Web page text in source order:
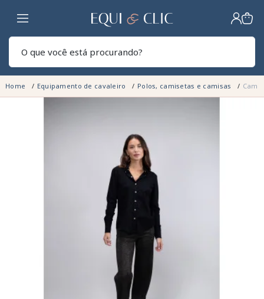
Lar
Home Equipamento de cavaleiro Polos, camisetas e camisas